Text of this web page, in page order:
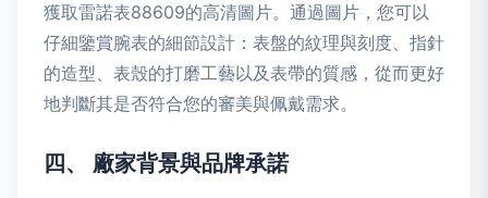
獲取雷諾表88609的高清圖片。通過圖片，您可以
仔細鑒賞腕表的細節設計：表盤的紋理與刻度、指針
的造型、表殼的打磨工藝以及表帶的質感，從而更好
地判斷其是否符合您的審美與佩戴需求。
四、 廠家背景與品牌承諾